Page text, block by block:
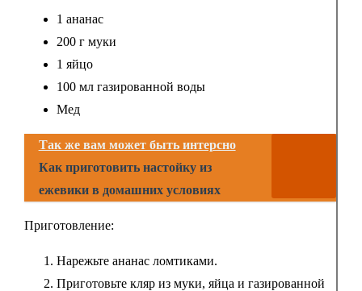
1 ананас
200 г муки
1 яйцо
100 мл газированной воды
Мед
Так же вам может быть интерсно
Как приготовить настойку из
ежевики в домашних условиях
Приготовление:
Нарежьте ананас ломтиками.
Приготовьте кляр из муки, яйца и газированной